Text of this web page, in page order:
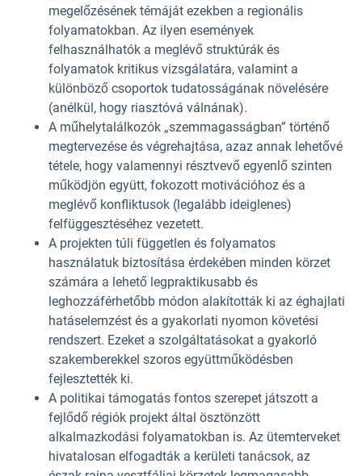
megelőzésének témáját ezekben a regionális
folyamatokban. Az ilyen események
felhasználhatók a meglévő struktúrák és
folyamatok kritikus vizsgálatára, valamint a
különböző csoportok tudatosságának növelésére
(anélkül, hogy riasztóvá válnának).
A műhelytalálkozók „szemmagasságban” történő
megtervezése és végrehajtása, azaz annak lehetővé
tétele, hogy valamennyi résztvevő egyenlő szinten
működjön együtt, fokozott motivációhoz és a
meglévő konfliktusok (legalább ideiglenes)
felfüggesztéséhez vezetett.
A projekten túli független és folyamatos
használatuk biztosítása érdekében minden körzet
számára a lehető legpraktikusabb és
leghozzáférhetőbb módon alakították ki az éghajlati
hatáselemzést és a gyakorlati nyomon követési
rendszert. Ezeket a szolgáltatásokat a gyakorló
szakemberekkel szoros együttműködésben
fejlesztették ki.
A politikai támogatás fontos szerepet játszott a
fejlődő régiók projekt által ösztönzött
alkalmazkodási folyamatokban is. Az ütemterveket
hivatalosan elfogadták a kerületi tanácsok, az